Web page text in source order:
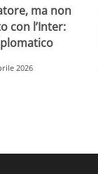
ma non
con l’Inter:
2026